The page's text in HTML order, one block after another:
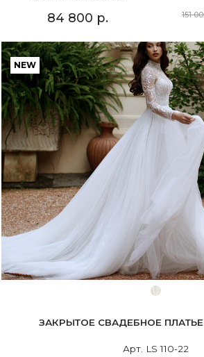
84 800 р. 151
NEW
ЗАКРЫТОЕ СВАДЕБНОЕ
Арт. LS 110-22